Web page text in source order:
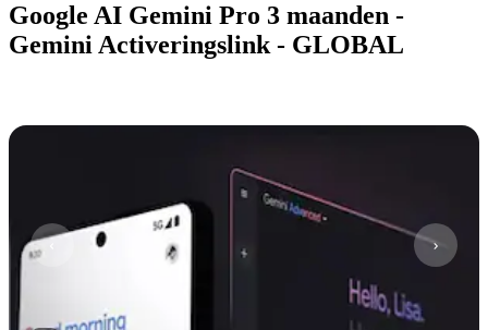
Google AI Gemini Pro 3 maanden -
Gemini Activeringslink - GLOBAL